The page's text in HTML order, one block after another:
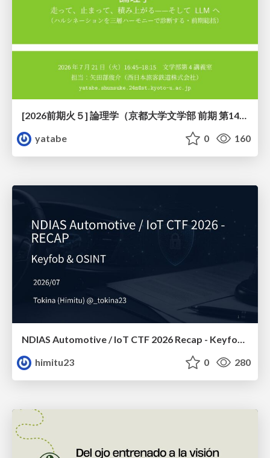
yatabe
0 160
NDIAS Automotive / IoT CTF 2026 Recap - Keyfob & OSINT
himitu23
0 280